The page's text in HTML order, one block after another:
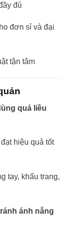
đủ
đơn sỉ và đại
tận tâm
quá liều
hiệu quả tốt
tay, khẩu trang,
ánh nắng